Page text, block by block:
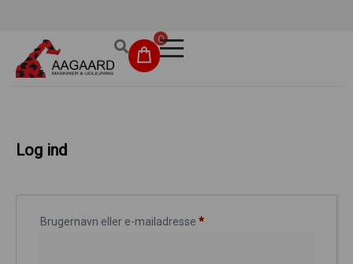
0
Have- og parkmaskiner
Depotrum
Log ind
Brugernavn eller e-mailadresse *